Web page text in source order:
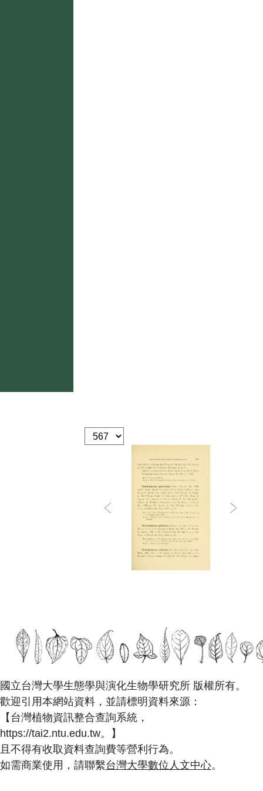
國立台灣大學生態學與演化生物學研究所 版權所有。
歡迎引用本網站資料，並請標明資料來源：
【台灣植物資訊整合查詢系統，
https://tai2.ntu.edu.tw。】
且不得有收取資料查詢費等營利行為。
如需商業使用，請聯繫台灣大學數位人文中心。